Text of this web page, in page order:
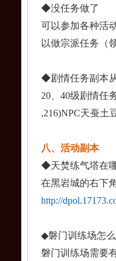
◆没任务做了
可以参加各种活
以做宗派任务（
◆剧情任务副本
20、40级剧情任
,216)NPC天蚕土
八、活动副本
◆天焚练气塔在
在黑岩城的右下
http://
◆磐门训练场怎
磐门训练场需要